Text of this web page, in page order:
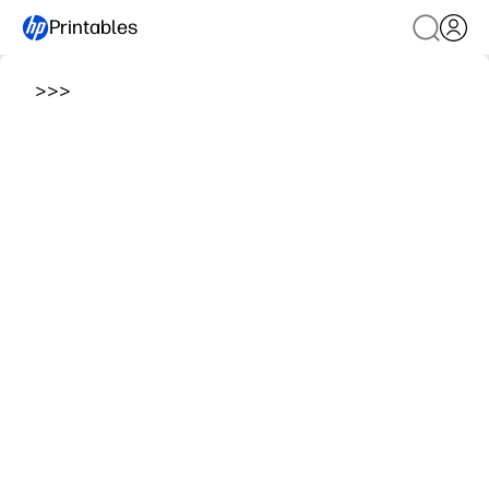
Printables
>>>